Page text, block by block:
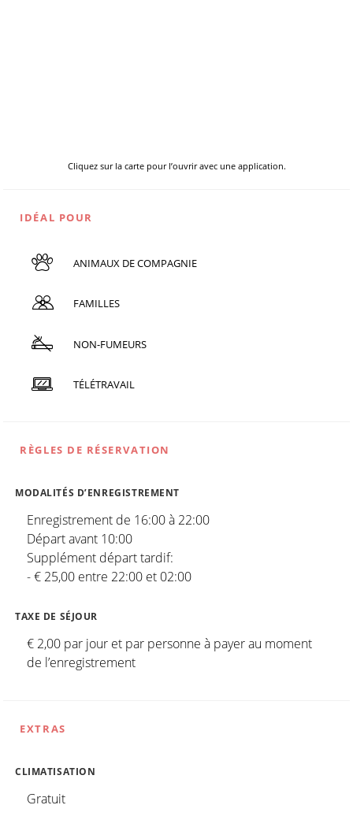
Cliquez sur la carte pour l’ouvrir avec une application.
IDÉAL POUR
ANIMAUX DE COMPAGNIE
FAMILLES
NON-FUMEURS
TÉLÉTRAVAIL
RÈGLES DE RÉSERVATION
MODALITÉS D’ENREGISTREMENT
Enregistrement de 16:00 à 22:00
Départ avant 10:00
Supplément départ tardif:
- € 25,00 entre 22:00 et 02:00
TAXE DE SÉJOUR
€ 2,00 par jour et par personne à payer au moment
de l’enregistrement
EXTRAS
CLIMATISATION
Gratuit